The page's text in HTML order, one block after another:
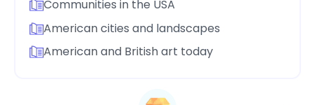
Communities in the USA
American cities and landscapes
American and British art today